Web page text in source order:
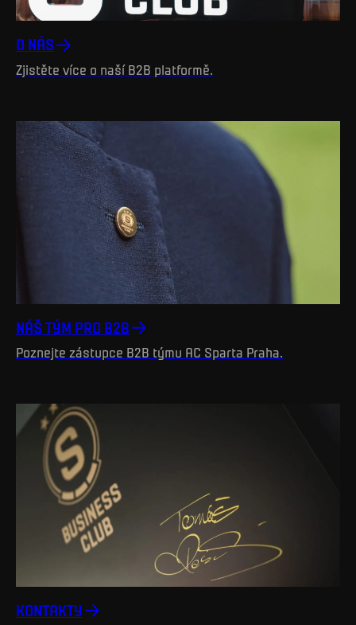
O NÁS
Zjistěte více o naší B2B platformě.
NÁŠ TÝM PRO B2B
Poznejte zástupce B2B týmu AC Sparta Praha.
KONTAKTY